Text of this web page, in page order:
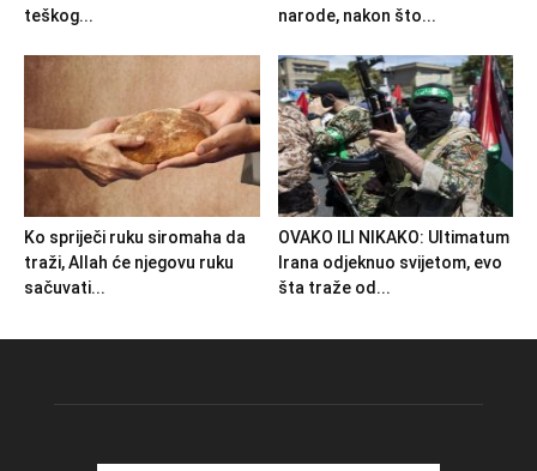
teškog...
narode, nakon što...
Ko spriječi ruku siromaha da
traži, Allah će njegovu ruku
sačuvati...
OVAKO ILI NIKAKO: Ultimatum
Irana odjeknuo svijetom, evo
šta traže od...